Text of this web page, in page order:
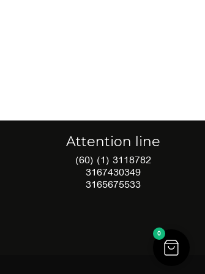
Attention line
(60) (1) 3118782
3167430349
3165675533
0